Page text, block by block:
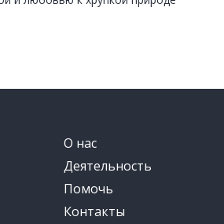
О нас
Деятельность
Помочь
Контакты